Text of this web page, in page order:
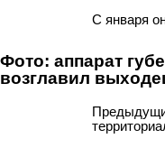
С января
Фото: аппарат
возглавил